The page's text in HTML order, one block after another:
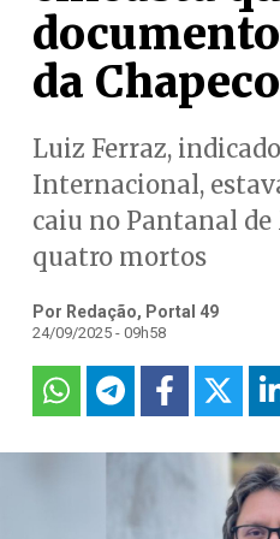
da
Luiz Ferraz,
Internacional,
caiu no Pantanal de
quatro mortos
Por Redação, Portal 49
24/09/2025 - 09h58